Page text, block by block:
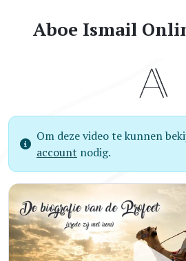
Aboe Ismail
Om deze video te kunnen
account nodig.